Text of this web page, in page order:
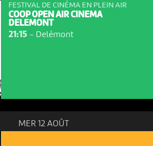
FESTIVAL DE CINÉMA EN PLEIN AIR
COOP OPEN AIR CINEMA
DELEMONT
21:15 - Delémont
MER 12 AOÛT